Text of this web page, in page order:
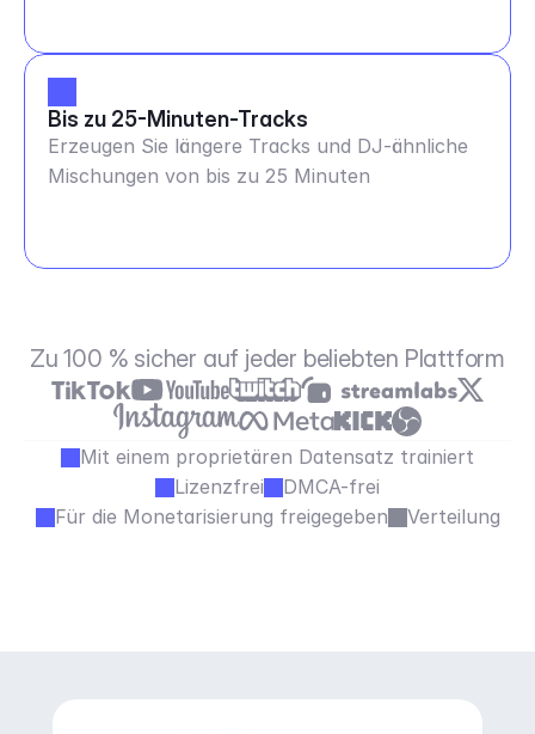
Bis zu 25-Minuten-Tracks
Erzeugen Sie längere Tracks und DJ-ähnliche
Mischungen von bis zu 25 Minuten
Zu 100 % sicher auf jeder beliebten Plattform
Mit einem proprietären Datensatz trainiert
Lizenzfrei
DMCA-frei
Für die Monetarisierung freigegeben
Verteilung